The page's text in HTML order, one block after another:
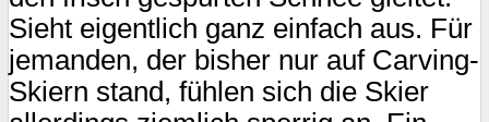
Sieht eigentlich ganz einfach aus. Für
jemanden, der bisher nur auf Carving-
Skiern stand, fühlen sich die Skier